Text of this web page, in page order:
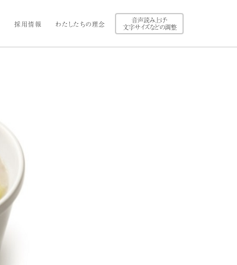
採用情報 わたしたちの理念
音声読み上げ・
文字サイズなどの調整